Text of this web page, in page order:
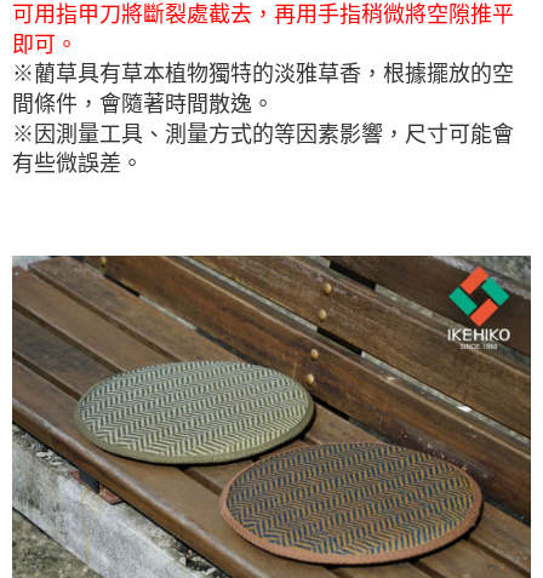
可用指甲刀將斷裂處截去，再用手指稍微將空隙推平
即可。
※藺草具有草本植物獨特的淡雅草香，根據擺放的空
間條件，會隨著時間散逸。
※因測量工具、測量方式的等因素影響，尺寸可能會
有些微誤差。